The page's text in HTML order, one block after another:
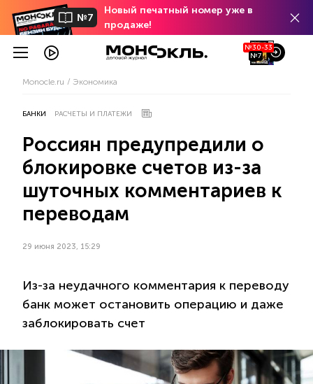
№7
Новый печатный номер уже в
продаже!
№30-33
№7
Monocle.ru Экономика
БАНКИ РАСЧЕТЫ И ПЛАТЕЖИ
Россиян предупредили о
блокировке счетов из-за
шуточных комментариев к
переводам
29 июня 2023, 15:29
Из-за неудачного комментария к переводу
банк может остановить операцию и даже
заблокировать счет